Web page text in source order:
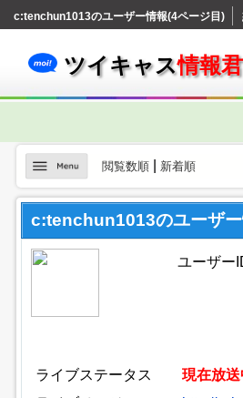
c:tenchun1013のユーザー情報(4ページ目)
ツイキャス情報君
閲覧数順| 新着順
c:tenchun1013のユーザ
ユーザー
ライブステータス 現在放送